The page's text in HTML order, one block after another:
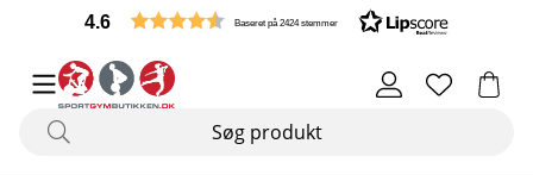
4.6 Baseret på 2424 stemmer